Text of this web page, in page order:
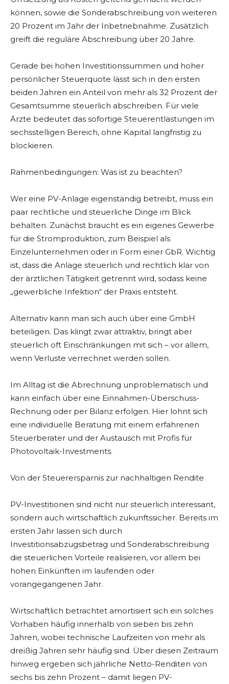
können, sowie die Sonderabschreibung von weiteren
20 Prozent im Jahr der Inbetriebnahme. Zusätzlich
greift die reguläre Abschreibung über 20 Jahre.
Gerade bei hohen Investitionssummen und hoher
persönlicher Steuerquote lässt sich in den ersten
beiden Jahren ein Anteil von mehr als 32 Prozent der
Gesamtsumme steuerlich abschreiben. Für viele
Ärzte bedeutet das sofortige Steuerentlastungen im
sechsstelligen Bereich, ohne Kapital langfristig zu
blockieren.
Rahmenbedingungen: Was ist zu beachten?
Wer eine PV-Anlage eigenständig betreibt, muss ein
paar rechtliche und steuerliche Dinge im Blick
behalten. Zunächst braucht es ein eigenes Gewerbe
für die Stromproduktion, zum Beispiel als
Einzelunternehmen oder in Form einer GbR. Wichtig
ist, dass die Anlage steuerlich und rechtlich klar von
der ärztlichen Tätigkeit getrennt wird, sodass keine
„gewerbliche Infektion“ der Praxis entsteht.
Alternativ kann man sich auch über eine GmbH
beteiligen. Das klingt zwar attraktiv, bringt aber
steuerlich oft Einschränkungen mit sich – vor allem,
wenn Verluste verrechnet werden sollen.
Im Alltag ist die Abrechnung unproblematisch und
kann einfach über eine Einnahmen-Überschuss-
Rechnung oder per Bilanz erfolgen. Hier lohnt sich
eine individuelle Beratung mit einem erfahrenen
Steuerberater und der Austausch mit Profis für
Photovoltaik-Investments.
Von der Steuerersparnis zur nachhaltigen Rendite
PV-Investitionen sind nicht nur steuerlich interessant,
sondern auch wirtschaftlich zukunftssicher. Bereits im
ersten Jahr lassen sich durch
Investitionsabzugsbetrag und Sonderabschreibung
die steuerlichen Vorteile realisieren, vor allem bei
hohen Einkünften im laufenden oder
vorangegangenen Jahr.
Wirtschaftlich betrachtet amortisiert sich ein solches
Vorhaben häufig innerhalb von sieben bis zehn
Jahren, wobei technische Laufzeiten von mehr als
dreißig Jahren sehr häufig sind. Über diesen Zeitraum
hinweg ergeben sich jährliche Netto-Renditen von
sechs bis zehn Prozent – damit liegen PV-